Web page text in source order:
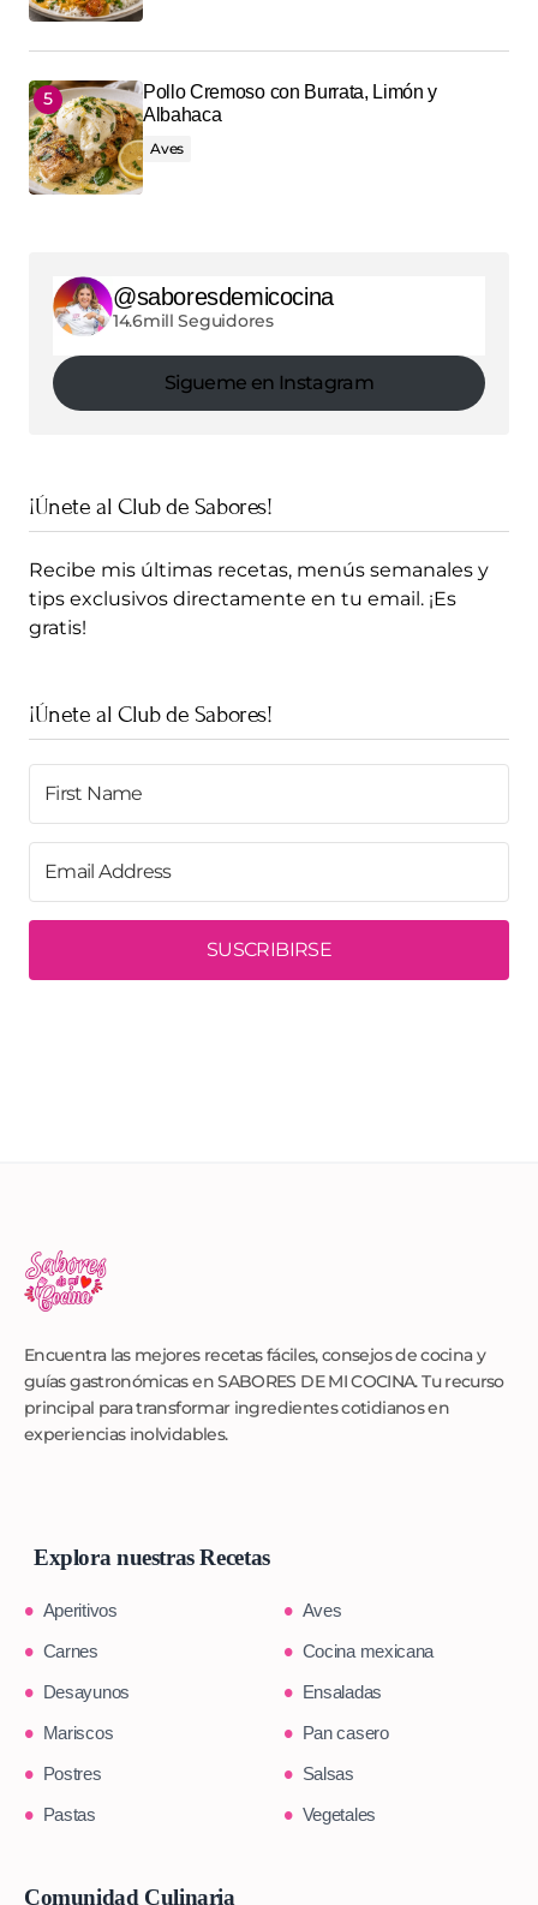
Pollo Cremoso con Burrata, Limón y
Albahaca
Aves
@saboresdemicocina
14.6mill Seguidores
Sigueme en Instagram
¡Únete al Club de Sabores!
Recibe mis últimas recetas, menús semanales y
tips exclusivos directamente en tu email. ¡Es
gratis!
¡Únete al Club de Sabores!
SUSCRIBIRSE
Encuentra las mejores recetas fáciles, consejos de cocina y
guías gastronómicas en SABORES DE MI COCINA. Tu recurso
principal para transformar ingredientes cotidianos en
experiencias inolvidables.
Explora nuestras Recetas
Aperitivos
Aves
Carnes
Cocina mexicana
Desayunos
Ensaladas
Mariscos
Pan casero
Postres
Salsas
Pastas
Vegetales
Comunidad Culinaria